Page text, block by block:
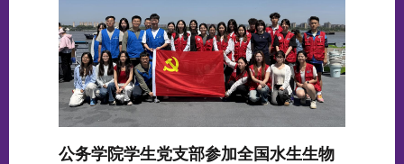
公务学院学生党支部参加全国水生生物